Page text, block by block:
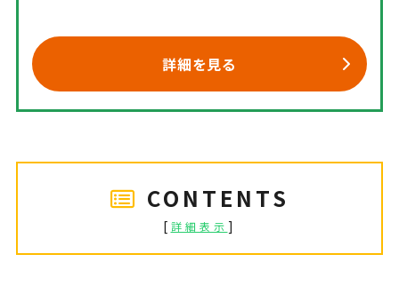
詳細を見る
CONTENTS
[ 詳細表示 ]